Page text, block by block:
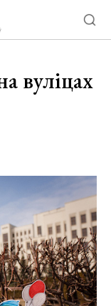
вуліцах